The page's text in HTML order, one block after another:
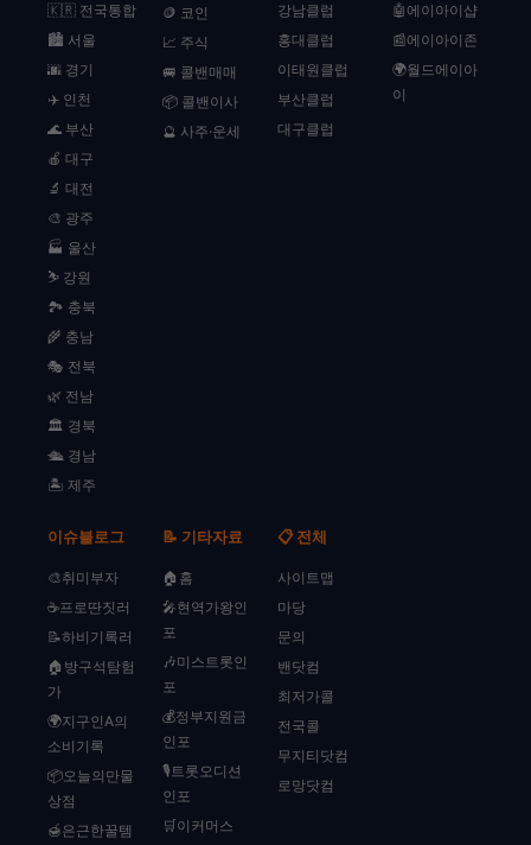
🇰🇷 전국통합
🏙️ 서울
🌆 경기
✈️ 인천
🌊 부산
🍎 대구
🔬 대전
🎨 광주
🏭 울산
⛷️ 강원
🏞️ 충북
🌾 충남
🎭 전북
🌿 전남
🏛️ 경북
🛳️ 경남
🏝️ 제주
🪙 코인
📈 주식
🚐 콜밴매매
📦 콜밴이사
🔮 사주·운세
강남클럽
홍대클럽
이태원클럽
부산클럽
대구클럽
🤖에이아이샵
📰에이아이존
🌍월드에이아
이
이슈블로그
🎨취미부자
☕프로딴짓러
📝하비기록러
🏠방구석탐험
가
🌍지구인A의
소비기록
📦오늘의만물
상점
🍯은근한꿀템
📝 기타자료
🏠홈
🎤현역가왕인
포
🎶미스트롯인
포
💰정부지원금
인포
🎙️트롯오디션
인포
🛒이커머스
📋 전체
사이트맵
마당
문의
밴닷컴
최저가콜
전국콜
무지티닷컴
로망닷컴